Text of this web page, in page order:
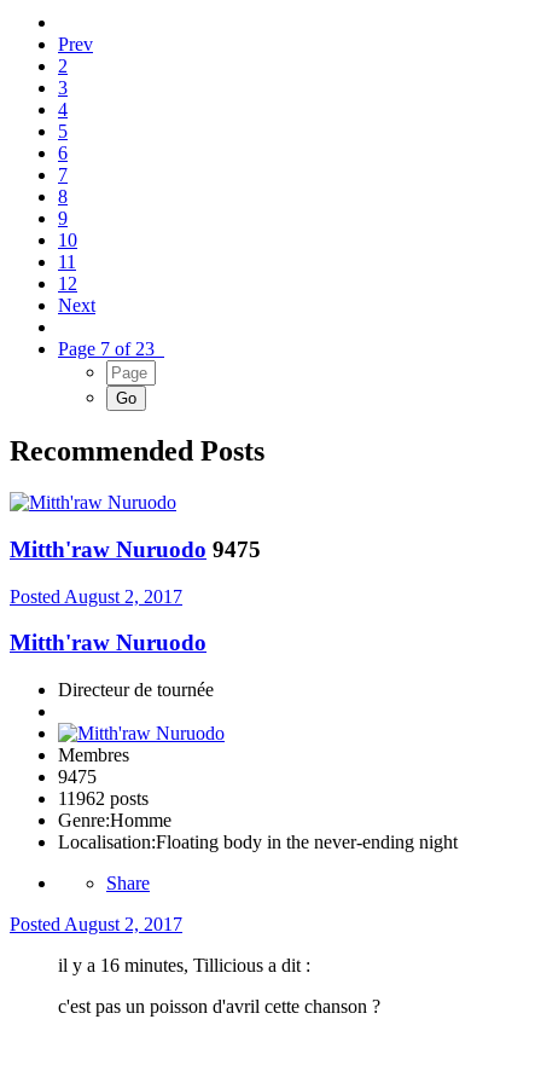
Prev
2
3
4
5
6
7
8
9
10
11
12
Next
Page 7 of 23
Recommended Posts
Mitth'raw Nuruodo 9475
Posted August 2, 2017
Mitth'raw Nuruodo
Directeur de tournée
Membres
9475
11962 posts
Genre:Homme
Localisation:Floating body in the never-ending night
Share
Posted August 2, 2017
il y a 16 minutes, Tillicious a dit :
c'est pas un poisson d'avril cette chanson ?